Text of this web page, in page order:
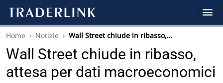
Home › Notizie › Wall Street chiude in ribasso,…
Wall Street chiude in ribasso,
attesa per dati macroeconomici